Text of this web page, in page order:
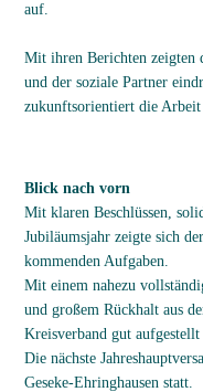
auf.
Mit ihren Berichten zeigten
und der soziale Partner
zukunftsorientiert die
Blick nach vorn
Mit klaren Beschlüssen,
Jubiläumsjahr zeigte sich
kommenden Aufgaben.
Mit einem nahezu
und großem Rückhalt aus
Kreisverband gut
Die nächste
Geseke-Ehringhausen statt.